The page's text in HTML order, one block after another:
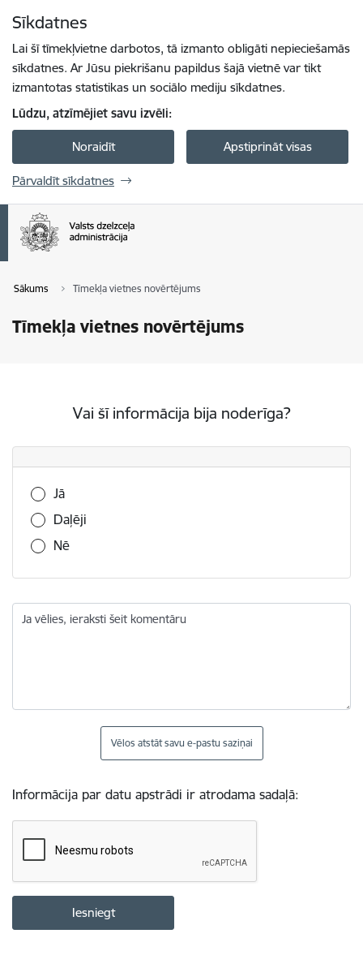
Sīkdatnes
Lai šī tīmekļvietne darbotos, tā izmanto obligāti nepieciešamās
sīkdatnes. Ar Jūsu piekrišanu papildus šajā vietnē var tikt
izmantotas statistikas un sociālo mediju sīkdatnes.
Lūdzu, atzīmējiet savu izvēli:
Noraidīt Apstiprināt visas
Pārvaldīt sīkdatnes
Sākums Tīmekļa vietnes novērtējums
Tīmekļa vietnes novērtējums
Vai šī informācija bija noderīga?
Vai šī informācija bija noderīga?
Jā
Daļēji
Nē
Ja vēlies, ieraksti šeit komentāru
Vēlos atstāt savu e-pastu saziņai
Informācija par datu apstrādi ir atrodama sadaļā: